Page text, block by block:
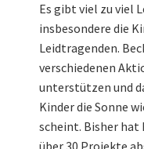
Es gibt viel zu viel
insbesondere die
Leidtragenden.
verschiedenen
unterstützen und
Kinder die Sonne
scheint. Bisher hat